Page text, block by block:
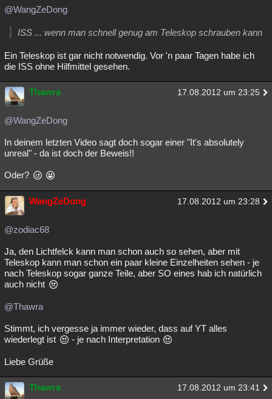
@WangZeDong
ISS ... wenn man schnell genug am Teleskop schrauben kann
Ein Teleskop ist gar nicht notwendig. Vor 'n paar Tagen habe ich
die ISS ohne Hilfmittel gesehen.
Thawra 17.08.2012 um 23:25
@WangZeDong
In deinem letzten Video sagt doch sogar einer "It's absolutely
unreal" - da ist doch der Beweis!!
Oder?
WangZeDong 17.08.2012 um 23:28
@zodiac68
Ja, den Lichtfelck kann man schon auch so sehen, aber mit
Teleskop kann man schon ein paar kleine Einzelheiten sehen - je
nach Teleskop sogar ganze Teile, aber SO eines hab ich natürlich
auch nicht
@Thawra
Stimmt, ich vergesse ja immer wieder, dass auf YT alles
wiederlegt ist
- je nach Interpretation
Liebe Grüße
Thawra 17.08.2012 um 23:41